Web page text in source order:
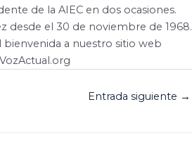
de la AIEC en dos ocasiones.
desde el 30 de noviembre de 1968.
bienvenida a nuestro sitio web
VozActual.org
Entrada siguiente →